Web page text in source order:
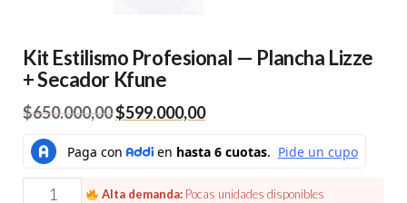
Kit Estilismo Profesional — Plancha Lizze
+ Secador Kfune
$650.000,00El
original
era:
$599.000,00El
actual
es:
Alta demanda: Pocas unidades disponibles